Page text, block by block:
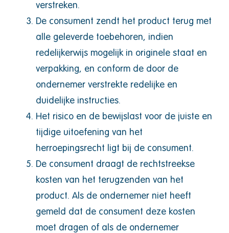
verstreken.
De consument zendt het product terug met
alle geleverde toebehoren, indien
redelijkerwijs mogelijk in originele staat en
verpakking, en conform de door de
ondernemer verstrekte redelijke en
duidelijke instructies.
Het risico en de bewijslast voor de juiste en
tijdige uitoefening van het
herroepingsrecht ligt bij de consument.
De consument draagt de rechtstreekse
kosten van het terugzenden van het
product. Als de ondernemer niet heeft
gemeld dat de consument deze kosten
moet dragen of als de ondernemer